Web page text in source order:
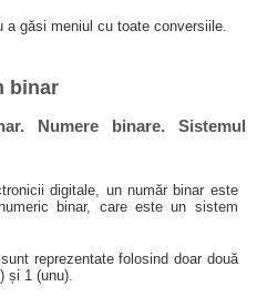
găsi meniul cu toate conversiile.
binar
Numere binare. Sistemul
digitale, un număr binar este
binar, care este un sistem
reprezentate folosind doar două
și 1 (unu).